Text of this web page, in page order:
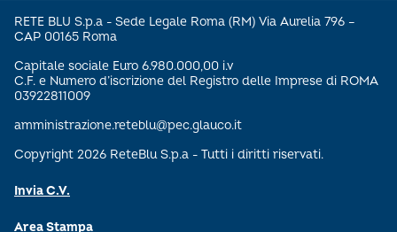
RETE BLU S.p.a - Sede Legale Roma (RM) Via Aurelia 796 –
CAP 00165 Roma
Capitale sociale Euro 6.980.000,00 i.v
C.F. e Numero d’iscrizione del Registro delle Imprese di ROMA
03922811009
amministrazione.reteblu@pec.glauco.it
Copyright 2026 ReteBlu S.p.a - Tutti i diritti riservati.
Invia C.V.
Area Stampa